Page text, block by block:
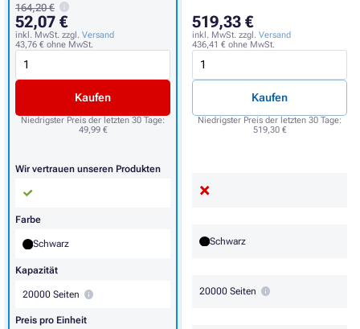
519,33 €
inkl. MwSt. zzgl. Versand
436,41 € ohne MwSt.
Kaufen
Niedrigster Preis der letzten 30 Tage:
519,30 €
Schwarz
20000 Seiten
164,20 €
52,07 €
inkl. MwSt. zzgl. Versand
43,76 € ohne MwSt.
Kaufen
Niedrigster Preis der letzten 30 Tage:
49,99 €
Wir vertrauen unseren Produkten
Farbe
Schwarz
Kapazität
20000 Seiten
Preis pro Einheit